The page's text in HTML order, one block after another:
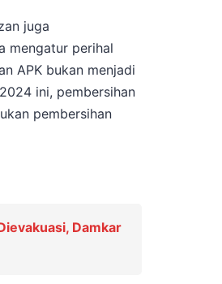
juga
mengatur perihal
APK bukan menjadi
ini, pembersihan
pembersihan
Damkar